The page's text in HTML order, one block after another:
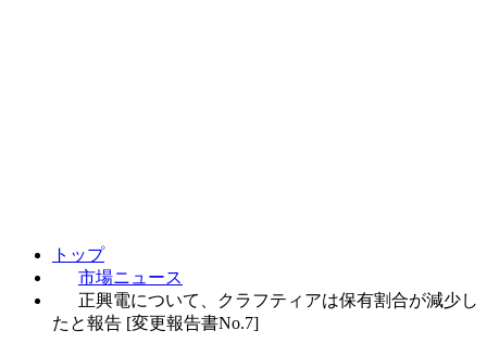
トップ
市場ニュース
正興電について、クラフティアは保有割合が減少し
たと報告 [変更報告書No.7]